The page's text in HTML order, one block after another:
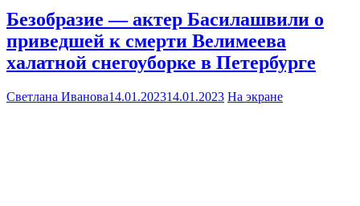
Безобразие — актер Басилашвили о
приведшей к смерти Велимеева
халатной снегоуборке в Петербурге
Светлана Иванова14.01.202314.01.2023 На экране